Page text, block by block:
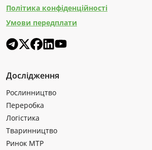
Політика конфіденційності
Умови передплати
Дослідження
Рослинництво
Переробка
Логістика
Тваринництво
Ринок МТР